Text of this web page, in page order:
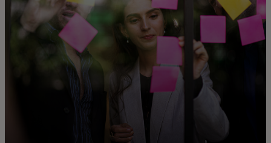
Notícias e tendências